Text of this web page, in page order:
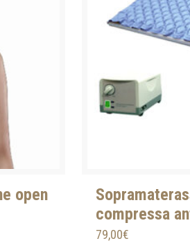
open
compressa
79,00€